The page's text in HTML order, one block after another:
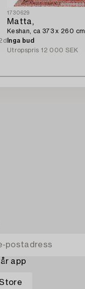
1730629
Matta,
Keshan, ca 373 x 260 cm.
Inga bud
Utropspris 12 000 SEK
app